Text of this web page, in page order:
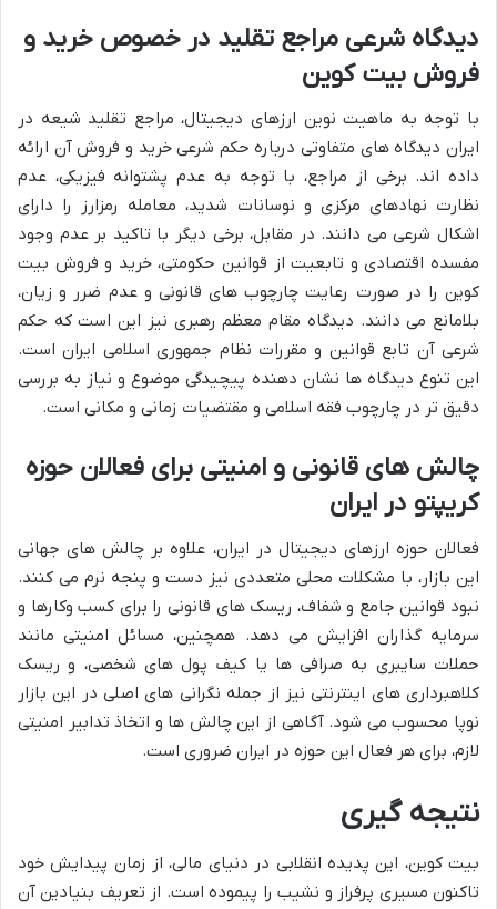
دیدگاه شرعی مراجع تقلید در خصوص خرید و
فروش بیت کوین
با توجه به ماهیت نوین ارزهای دیجیتال، مراجع تقلید شیعه در
ایران دیدگاه های متفاوتی درباره حکم شرعی خرید و فروش آن ارائه
داده اند. برخی از مراجع، با توجه به عدم پشتوانه فیزیکی، عدم
نظارت نهادهای مرکزی و نوسانات شدید، معامله رمزارز را دارای
اشکال شرعی می دانند. در مقابل، برخی دیگر با تاکید بر عدم وجود
مفسده اقتصادی و تابعیت از قوانین حکومتی، خرید و فروش بیت
کوین را در صورت رعایت چارچوب های قانونی و عدم ضرر و زیان،
بلامانع می دانند. دیدگاه مقام معظم رهبری نیز این است که حکم
شرعی آن تابع قوانین و مقررات نظام جمهوری اسلامی ایران است.
این تنوع دیدگاه ها نشان دهنده پیچیدگی موضوع و نیاز به بررسی
دقیق تر در چارچوب فقه اسلامی و مقتضیات زمانی و مکانی است.
چالش های قانونی و امنیتی برای فعالان حوزه
کریپتو در ایران
فعالان حوزه ارزهای دیجیتال در ایران، علاوه بر چالش های جهانی
این بازار، با مشکلات محلی متعددی نیز دست و پنجه نرم می کنند.
نبود قوانین جامع و شفاف، ریسک های قانونی را برای کسب وکارها و
سرمایه گذاران افزایش می دهد. همچنین، مسائل امنیتی مانند
حملات سایبری به صرافی ها یا کیف پول های شخصی، و ریسک
کلاهبرداری های اینترنتی نیز از جمله نگرانی های اصلی در این بازار
نوپا محسوب می شود. آگاهی از این چالش ها و اتخاذ تدابیر امنیتی
لازم، برای هر فعال این حوزه در ایران ضروری است.
نتیجه گیری
بیت کوین، این پدیده انقلابی در دنیای مالی، از زمان پیدایش خود
تاکنون مسیری پرفراز و نشیب را پیموده است. از تعریف بنیادین آن